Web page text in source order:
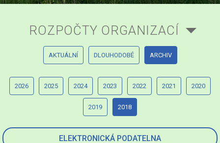
ELEKTRONICKÁ PODATELNA
ROZPOČTY ORGANIZACÍ
AKTUÁLNÍ DLOUHODOBÉ ARCHIV
2026 2025 2024 2023 2022 2021 2020
2019 2018